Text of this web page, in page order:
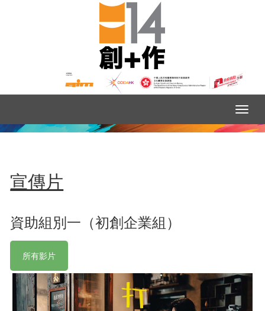
宣傳片
資助組別一（初創企業組）
所有影片